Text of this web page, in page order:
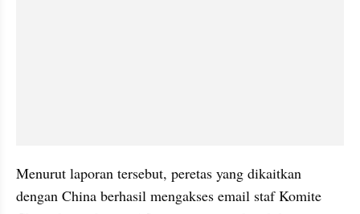
Menurut laporan tersebut, peretas yang dikaitkan
dengan China berhasil mengakses email staf Komite